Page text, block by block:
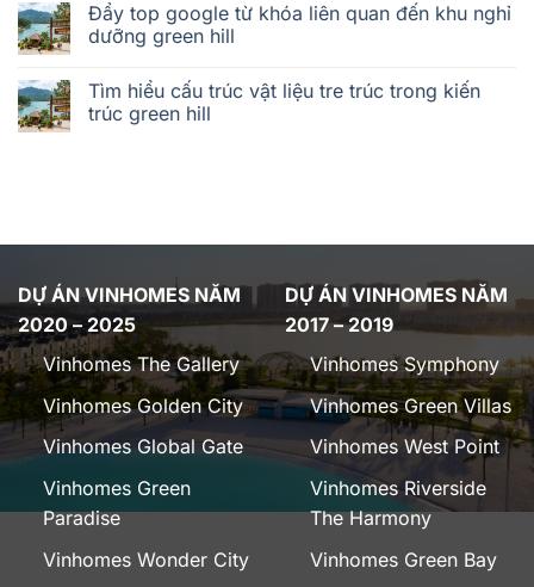
Đẩy top google từ khóa liên quan đến khu nghỉ
dưỡng green hill
Tìm hiểu cấu trúc vật liệu tre trúc trong kiến
trúc green hill
DỰ ÁN VINHOMES NĂM
2020 – 2025
Vinhomes The Gallery
Vinhomes Golden City
Vinhomes Global Gate
Vinhomes Green
Paradise
Vinhomes Wonder City
DỰ ÁN VINHOMES NĂM
2017 – 2019
Vinhomes Symphony
Vinhomes Green Villas
Vinhomes West Point
Vinhomes Riverside
The Harmony
Vinhomes Green Bay